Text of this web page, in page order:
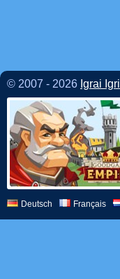
© 2007 - 2026 Igrai Igri
Deutsch Français